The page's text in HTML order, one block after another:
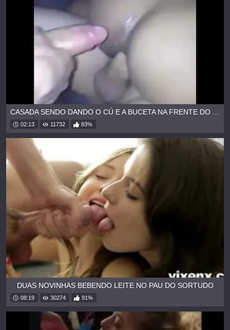
02:13 11732 83%
DUAS NOVINHAS BEBENDO LEITE NO PAU DO SORTUDO
08:19 30274 91%